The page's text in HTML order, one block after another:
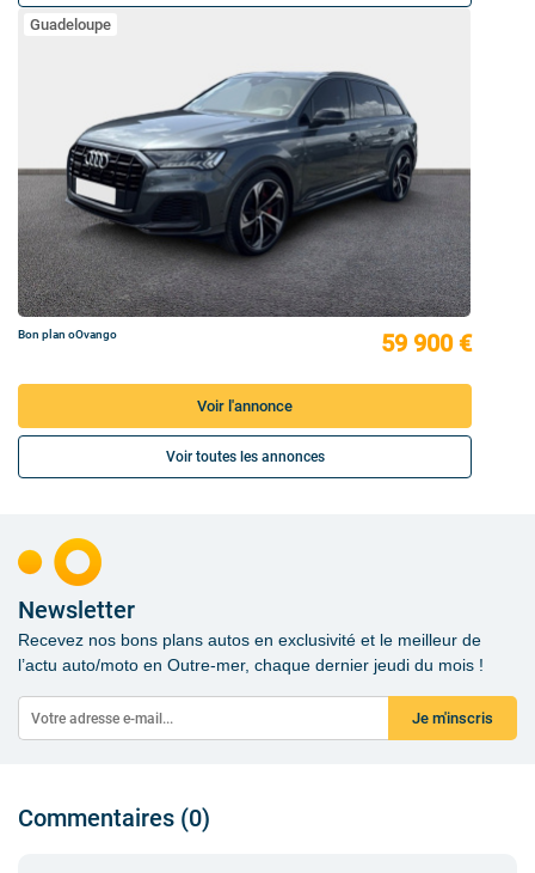
Guadeloupe
Bon plan oOvango 59 900 €
Voir l'annonce
Voir toutes les annonces
Newsletter
Recevez nos bons plans autos en exclusivité et le meilleur de
l’actu auto/moto en Outre-mer, chaque dernier jeudi du mois !
Je m'inscris
Commentaires (0)